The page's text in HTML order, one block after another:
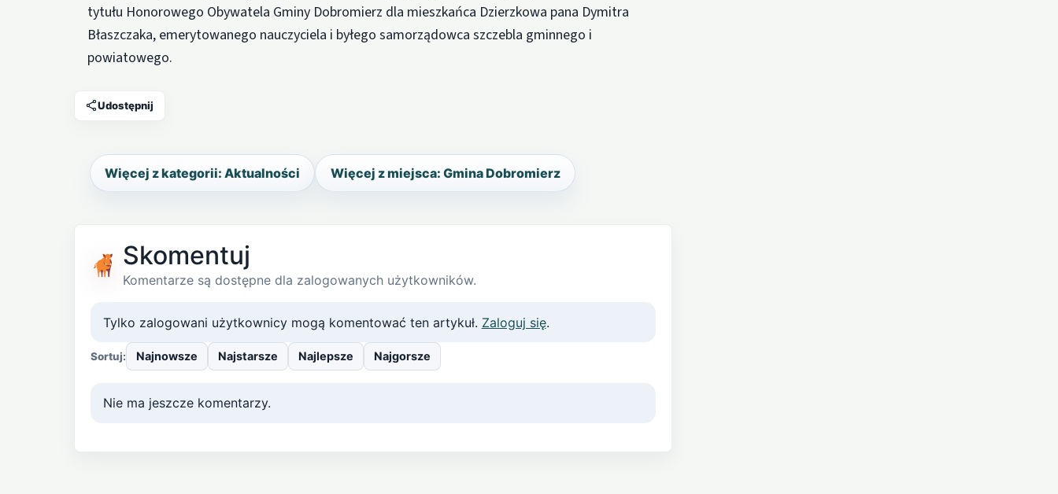
tytułu Honorowego Obywatela Gminy Dobromierz dla mieszkańca Dzierzkowa pana Dymitra
Błaszczaka, emerytowanego nauczyciela i byłego samorządowca szczebla gminnego i
powiatowego.
Udostępnij
Więcej z kategorii: Aktualności Więcej z miejsca: Gmina Dobromierz
Skomentuj
Komentarze są dostępne dla zalogowanych użytkowników.
Tylko zalogowani użytkownicy mogą komentować ten artykuł. Zaloguj się.
Sortuj: Najnowsze Najstarsze Najlepsze Najgorsze
Nie ma jeszcze komentarzy.